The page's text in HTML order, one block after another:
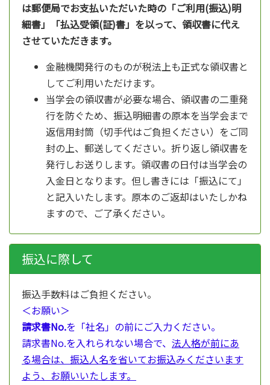
は郵便局でお支払いただいた時の「ご利用(振込)明
細書」「払込受領(証)書」を以って、領収書に代え
させていただきます。
金融機関発行のものが税法上も正式な領収書と
してご利用いただけます。
当学会の領収書が必要な場合、領収書の二重発
行を防ぐため、振込明細書の原本を当学会まで
返信用封筒（切手代はご負担ください）をご同
封の上、郵送してください。折り返し領収書を
発行しお送りします。領収書の日付は当学会の
入金日となります。但し書きには「振込にて」
と記入いたします。原本のご返却はいたしかね
ますので、ご了承ください。
振込に際して
振込手数料はご負担ください。
＜お願い＞
請求書No.を「社名」の前にご入力ください。
請求書No.を入れられない場合で、 法人格が前にあ
る場合は、振込人名を省いてお振込みくださいます
よう、お願いいたします。